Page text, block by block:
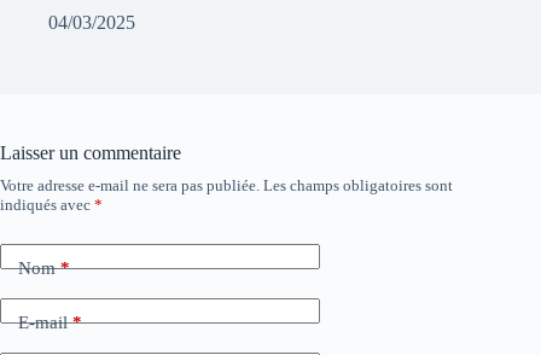
04/03/2025
Laisser un commentaire
Votre adresse e-mail ne sera pas publiée. Les champs obligatoires sont
indiqués avec *
Nom*
E-mail*